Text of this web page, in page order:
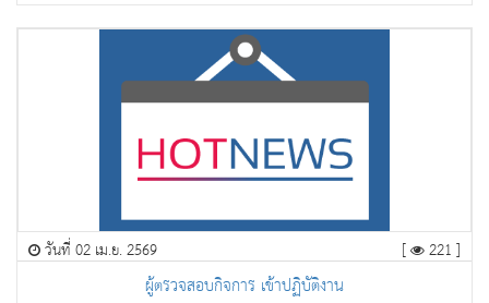
วันที่ 02 เม.ย. 2569 [ 221 ]
ผู้ตรวจสอบกิจการ เข้าปฏิบัติงาน